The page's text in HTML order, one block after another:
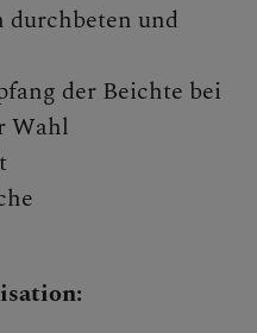
durchbeten und
der Beichte bei
Wahl